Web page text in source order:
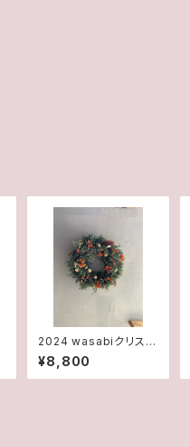
2024 wasabiクリスマ
スリース
¥8,800